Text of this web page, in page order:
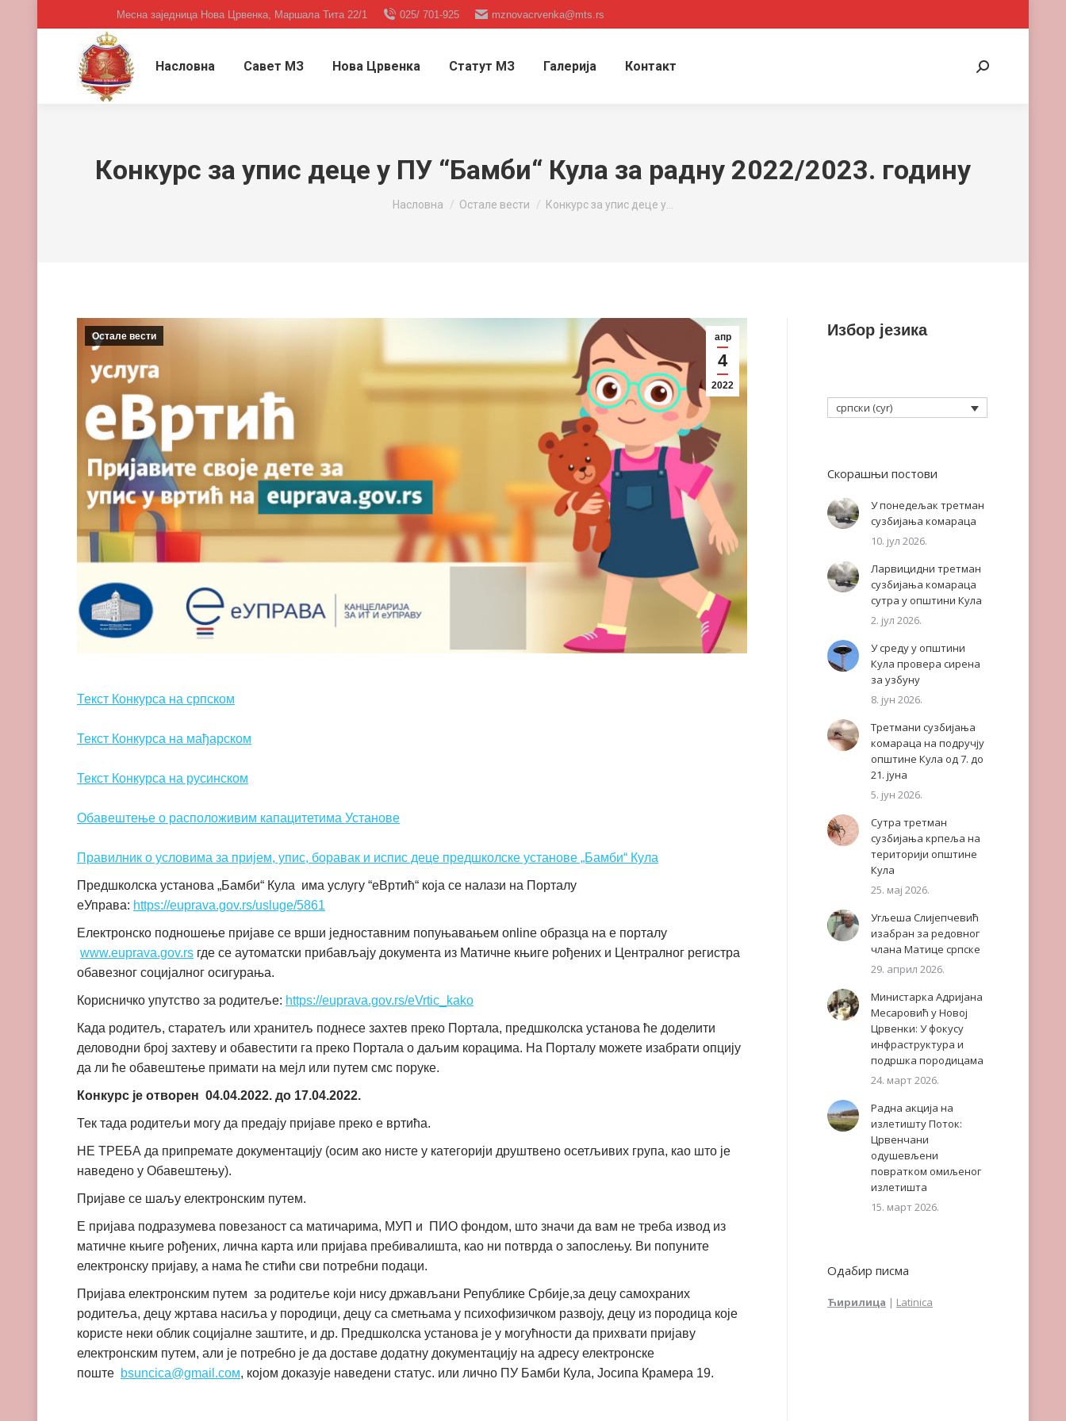
Месна заједница Нова Црвенка, Маршала Тита 22/1 025/ 701-925 mznovacrvenka@mts.rs
Насловна Савет МЗ Нова Црвенка Статут МЗ Галерија Контакт Search:
Конкурс за упис деце у ПУ “Бамби“ Кула за радну 2022/2023. годину
You are here:
Насловна Остале вести Конкурс за упис деце у…
апр
4
2022
Остале вести
Текст Конкурса на српском
Текст Конкурса на мађарском
Текст Конкурса на русинском
Обавештење о расположивим капацитетима Установе
Правилник о условима за пријем, упис, боравак и испис деце предшколске установе „Бамби“ Кула
Предшколска установа „Бамби“ Кула има услугу “еВртић“ која се налази на Порталу
еУправа: https://euprava.gov.rs/usluge/5861
Електронско подношење пријаве се врши једноставним попуњавањем online образца на е порталу
www.euprava.gov.rs где се аутоматски прибављају документа из Матичне књиге рођених и Централног регистра
обавезног социјалног осигурања.
Корисничко упутство за родитеље: https://euprava.gov.rs/eVrtic_kako
Када родитељ, старатељ или хранитељ поднесе захтев преко Портала, предшколска установа ће доделити
деловодни број захтеву и обавестити га преко Портала о даљим корацима. На Порталу можете изабрати опцију
да ли ће обавештење примати на мејл или путем смс поруке.
Конкурс је отворен 04.04.2022. до 17.04.2022.
Тек тада родитељи могу да предају пријаве преко е вртића.
НЕ ТРЕБА да припремате документацију (осим ако нисте у категорији друштвено осетљивих група, као што је
наведено у Обавештењу).
Пријаве се шаљу електронским путем.
Е пријава подразумева повезаност са матичарима, МУП и ПИО фондом, што значи да вам не треба извод из
матичне књиге рођених, лична карта или пријава пребивалишта, као ни потврда о запослењу. Ви попуните
електронску пријаву, а нама ће стићи сви потребни подаци.
Пријава електронским путем за родитеље који нису држављани Републике Србије,за децу самохраних
родитеља, децу жртава насиља у породици, децу са сметњама у психофизичком развоју, децу из породица које
користе неки облик социјалне заштите, и др. Предшколска установа је у могућности да прихвати пријаву
електронским путем, али је потребно је да доставе додатну документацију на адресу електронске
поште bsuncica@gmail.coм, којом доказује наведени статус. или лично ПУ Бамби Кула, Јосипа Крамера 19.
Избор језика
српски (cyr)
Скорашњи постови
У понедељак третман
сузбијања комараца
10. јул 2026.
Ларвицидни третман
сузбијања комараца
сутра у општини Кула
2. јул 2026.
У среду у општини
Кула провера сирена
за узбуну
8. јун 2026.
Третмани сузбијања
комараца на подручју
општине Кула од 7. до
21. јуна
5. јун 2026.
Сутра третман
сузбијања крпеља на
територији општине
Кула
25. мај 2026.
Угљеша Слијепчевић
изабран за редовног
члана Матице српске
29. април 2026.
Министарка Адријана
Месаровић у Новој
Црвенки: У фокусу
инфраструктура и
подршка породицама
24. март 2026.
Радна акција на
излетишту Поток:
Црвенчани
одушевљени
повратком омиљеног
излетишта
15. март 2026.
Одабир писма
Ћирилица | Latinica